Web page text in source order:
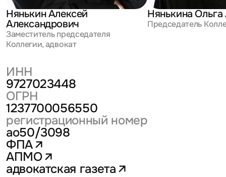
Нянькин Алексей
Александрович
Заместитель председателя
Коллегии, адвокат
Нянькина Ольга
Председатель
ИНН
9727023448
ОГРН
1237700056550
регистрационный номер
ао50/3098
ФПА
АПМО
адвокатская газета